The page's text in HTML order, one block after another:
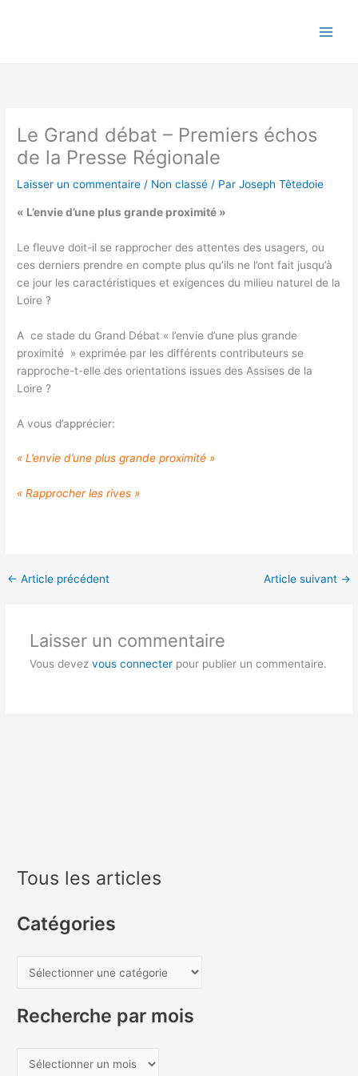
Le Grand débat – Premiers échos
de la Presse Régionale
Laisser un commentaire / Non classé / ParJoseph Têtedoie
« L’envie d’une plus grande proximité »
Le fleuve doit-il se rapprocher des attentes des usagers, ou
ces derniers prendre en compte plus qu’ils ne l’ont fait jusqu’à
ce jour les caractéristiques et exigences du milieu naturel de la
Loire ?
A ce stade du Grand Débat « l’envie d’une plus grande
proximité » exprimée par les différents contributeurs se
rapproche-t-elle des orientations issues des Assises de la
Loire ?
A vous d’apprécier:
« L’envie d’une plus grande proximité »
« Rapprocher les rives »
← Article précédent Article suivant →
Laisser un commentaire
Vous devez vous connecterpour publier un commentaire.
Tous les articles
Catégories
tRecherche par mois